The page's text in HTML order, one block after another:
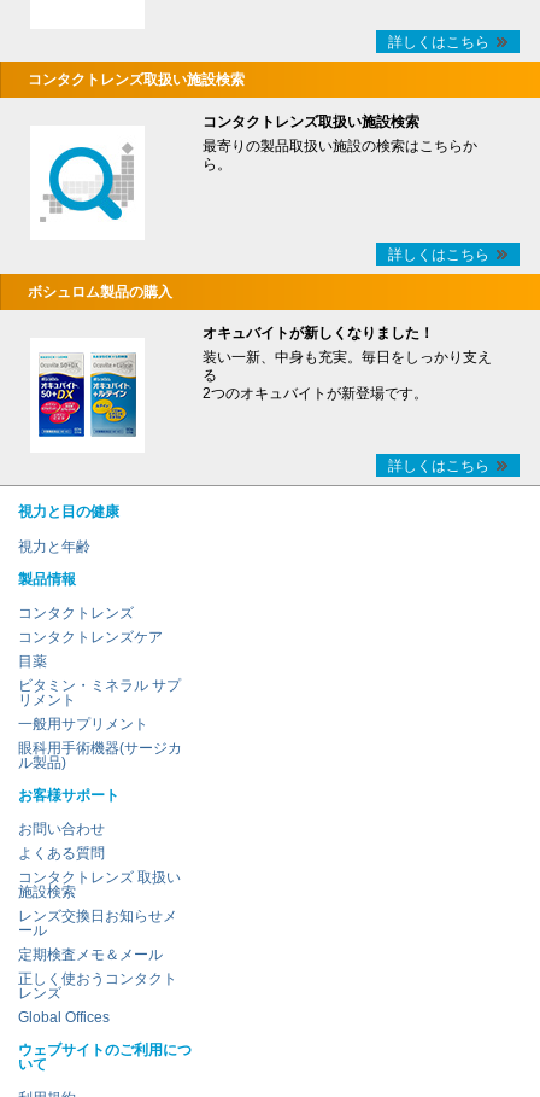
詳しくはこちら
コンタクトレンズ取扱い施設検索
コンタクトレンズ取扱い施設検索
最寄りの製品取扱い施設の検索はこちらか
ら。
詳しくはこちら
ボシュロム製品の購入
オキュバイトが新しくなりました！
装い一新、中身も充実。毎日をしっかり支え
る
2つのオキュバイトが新登場です。
詳しくはこちら
視力と目の健康
視力と年齢
製品情報
コンタクトレンズ
コンタクトレンズケア
目薬
ビタミン・ミネラル サプ
リメント
一般用サプリメント
眼科用手術機器(サージカ
ル製品)
お客様サポート
お問い合わせ
よくある質問
コンタクトレンズ 取扱い
施設検索
レンズ交換日お知らせメ
ール
定期検査メモ＆メール
正しく使おうコンタクト
レンズ
Global Offices
ウェブサイトのご利用につ
いて